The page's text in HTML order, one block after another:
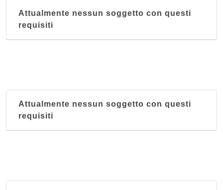
Attualmente nessun soggetto con questi
requisiti
Attualmente nessun soggetto con questi
requisiti